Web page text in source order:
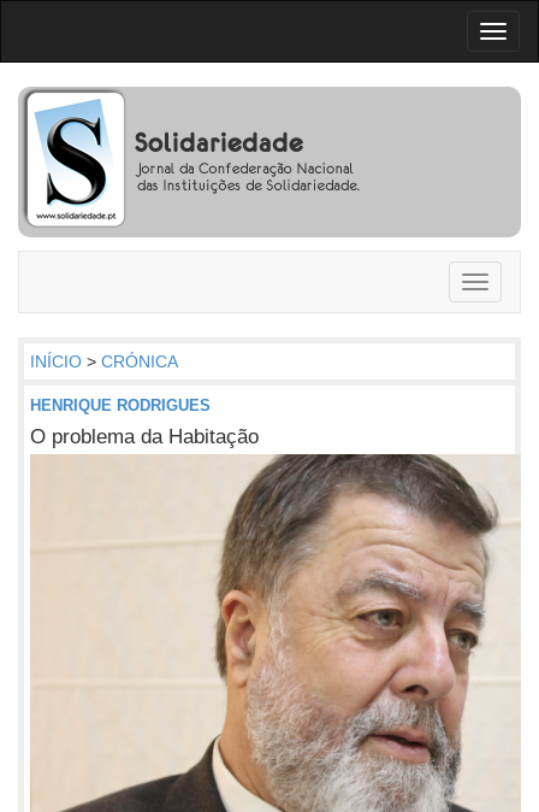
Toggle
INÍCIO > CRÓNICA
HENRIQUE RODRIGUES
O problema da Habitação